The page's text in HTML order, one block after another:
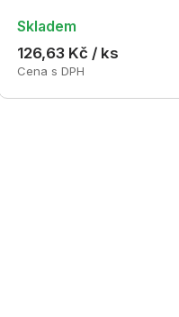
Skladem
126,63 Kč / ks
Cena s DPH